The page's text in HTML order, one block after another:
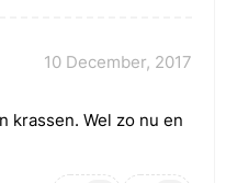
10 December, 2017
krassen. Wel zo nu en